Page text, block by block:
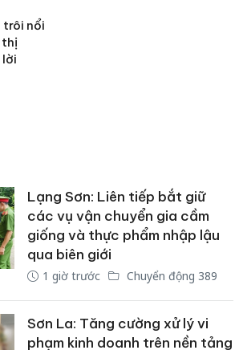
trôi nổi
thị
lời
Lạng Sơn: Liên tiếp bắt giữ
các vụ vận chuyển gia cầm
giống và thực phẩm nhập lậu
qua biên giới
1 giờ trước Chuyển động 389
Sơn La: Tăng cường xử lý vi
phạm kinh doanh trên nền tảng